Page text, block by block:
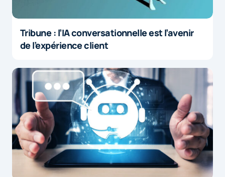
Tribune : l’IA conversationnelle est l’avenir
de l’expérience client